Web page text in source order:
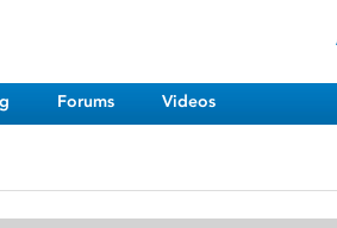
Forums Videos